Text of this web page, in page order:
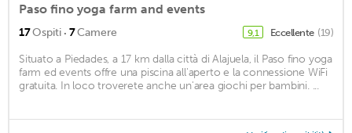
Paso fino yoga farm and events
17Ospiti · 7Camere 9,1 Eccellente (19)
Situato a Piedades, a 17 km dalla città di Alajuela, il Paso fino yoga
farm ed events offre una piscina all'aperto e la connessione WiFi
gratuita. In loco troverete anche un'area giochi per bambini. ...